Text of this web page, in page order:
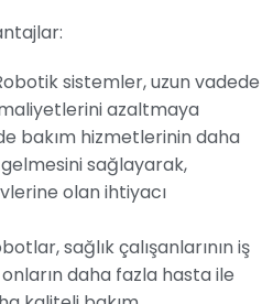
sistemler, uzun vadede
azaltmaya
bakım hizmetlerinin daha
sağlayarak,
olan ihtiyacı
sağlık çalışanlarının iş
daha fazla hasta ile